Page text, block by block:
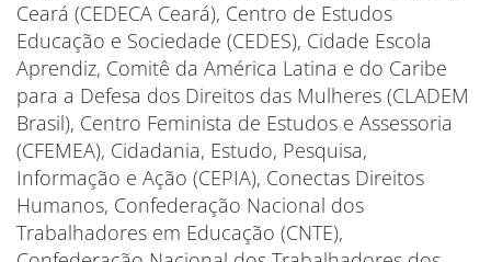
Ceará (CEDECA Ceará), Centro de Estudos
Educação e Sociedade (CEDES), Cidade Escola
Aprendiz, Comitê da América Latina e do Caribe
para a Defesa dos Direitos das Mulheres (CLADEM
Brasil), Centro Feminista de Estudos e Assessoria
(CFEMEA), Cidadania, Estudo, Pesquisa,
Informação e Ação (CEPIA), Conectas Direitos
Humanos, Confederação Nacional dos
Trabalhadores em Educação (CNTE),